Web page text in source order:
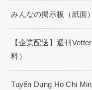
みんなの掲示板（紙面
【企業配送】週刊
料）
Tuyển Dụng Ho Chi